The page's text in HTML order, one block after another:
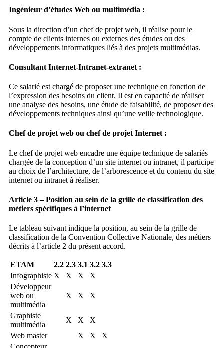
Ingénieur d’études Web ou multimédia :
Sous la direction d’un chef de projet web, il réalise pour le
compte de clients internes ou externes des études ou des
développements informatiques liés à des projets multimédias.
Consultant Internet-Intranet-extranet :
Ce salarié est chargé de proposer une technique en fonction de
l’expression des besoins du client. Il est en capacité de réaliser
une analyse des besoins, une étude de faisabilité, de proposer des
développements techniques ainsi qu’une veille technologique.
Chef de projet web ou chef de projet Internet :
Le chef de projet web encadre une équipe technique de salariés
chargée de la conception d’un site internet ou intranet, il participe
au choix de l’architecture, de l’arborescence et du contenu du site
internet ou intranet à réaliser.
Article 3 – Position au sein de la grille de classification des
métiers spécifiques à l’internet
Le tableau suivant indique la position, au sein de la grille de
classification de la Convention Collective Nationale, des métiers
décrits à l’article 2 du présent accord.
ETAM 2.2 2.3 3.1 3.2 3.3
Infographiste X X X
X
Développeur
web ou
multimédia
X X X
Graphiste
multimédia
X X
X
Web master
X X
X